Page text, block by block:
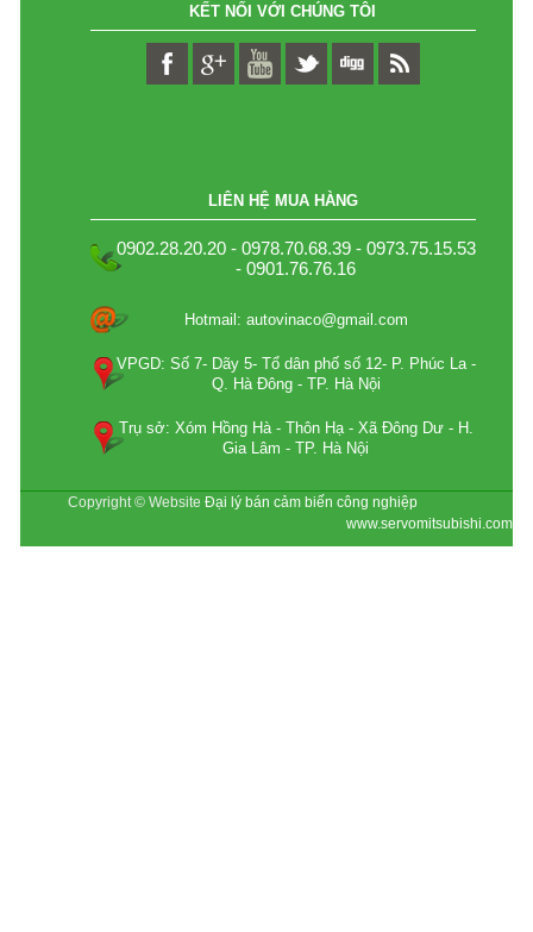
KẾT NỐI VỚI CHÚNG TÔI
LIÊN HỆ MUA HÀNG
0902.28.20.20 - 0978.70.68.39 - 0973.75.15.53
- 0901.76.76.16
Hotmail: autovinaco@gmail.com
VPGD: Số 7- Dãy 5- Tổ dân phố số 12- P. Phúc La -
Q. Hà Đông - TP. Hà Nội
Trụ sở: Xóm Hồng Hà - Thôn Hạ - Xã Đông Dư - H.
Gia Lâm - TP. Hà Nội
Copyright © Website Đại lý bán cảm biến công nghiệp
www.servomitsubishi.com